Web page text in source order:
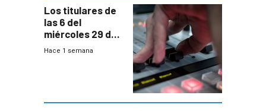
Los titulares de
las 6 del
miércoles 29 de
julio de 2026
Hace 1 semana